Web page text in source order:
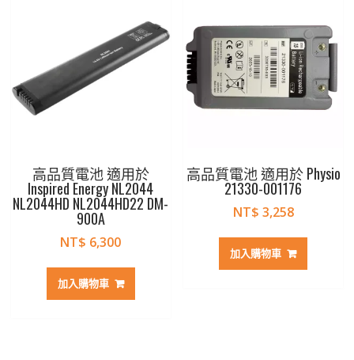
高品質電池 適用於
Inspired Energy NL2044
NL2044HD NL2044HD22 DM-
900A
NT$ 6,300
加入購物車
高品質電池 適用於 Physio
21330-001176
NT$ 3,258
加入購物車